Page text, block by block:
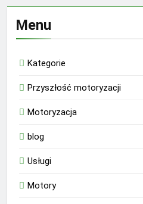
Menu
Kategorie
Przyszłość motoryzacji
Motoryzacja
blog
Usługi
Motory